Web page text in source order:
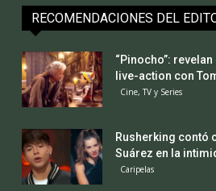
RECOMENDACIONES DEL
“Pinocho”:
live-action con
Cine, TV y Series
Rusherking contó
Suárez en la
Caripelas